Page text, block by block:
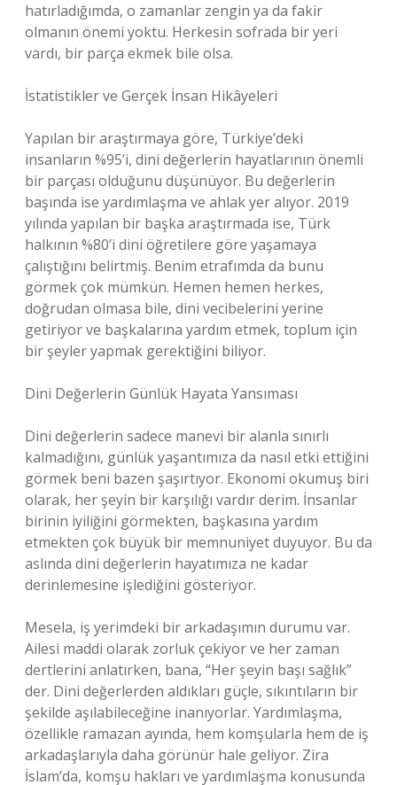
hatırladığımda, o zamanlar zengin ya da fakir
olmanın önemi yoktu. Herkesin sofrada bir yeri
vardı, bir parça ekmek bile olsa.
İstatistikler ve Gerçek İnsan Hikâyeleri
Yapılan bir araştırmaya göre, Türkiye’deki
insanların %95’i, dini değerlerin hayatlarının önemli
bir parçası olduğunu düşünüyor. Bu değerlerin
başında ise yardımlaşma ve ahlak yer alıyor. 2019
yılında yapılan bir başka araştırmada ise, Türk
halkının %80’i dini öğretilere göre yaşamaya
çalıştığını belirtmiş. Benim etrafımda da bunu
görmek çok mümkün. Hemen hemen herkes,
doğrudan olmasa bile, dini vecibelerini yerine
getiriyor ve başkalarına yardım etmek, toplum için
bir şeyler yapmak gerektiğini biliyor.
Dini Değerlerin Günlük Hayata Yansıması
Dini değerlerin sadece manevi bir alanla sınırlı
kalmadığını, günlük yaşantımıza da nasıl etki ettiğini
görmek beni bazen şaşırtıyor. Ekonomi okumuş biri
olarak, her şeyin bir karşılığı vardır derim. İnsanlar
birinin iyiliğini görmekten, başkasına yardım
etmekten çok büyük bir memnuniyet duyuyor. Bu da
aslında dini değerlerin hayatımıza ne kadar
derinlemesine işlediğini gösteriyor.
Mesela, iş yerimdeki bir arkadaşımın durumu var.
Ailesi maddi olarak zorluk çekiyor ve her zaman
dertlerini anlatırken, bana, “Her şeyin başı sağlık”
der. Dini değerlerden aldıkları güçle, sıkıntıların bir
şekilde aşılabileceğine inanıyorlar. Yardımlaşma,
özellikle ramazan ayında, hem komşularla hem de iş
arkadaşlarıyla daha görünür hale geliyor. Zira
İslam’da, komşu hakları ve yardımlaşma konusunda